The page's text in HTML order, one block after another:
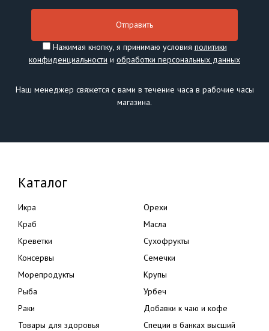
Нажимая кнопку, я принимаю условия политики
конфиденциальности и обработки персональных данных
Наш менеджер свяжется с вами в течение часа в рабочие часы
магазина.
Каталог
Икра
Краб
Креветки
Консервы
Морепродукты
Рыба
Раки
Товары для здоровья
Орехи
Масла
Сухофрукты
Семечки
Крупы
Урбеч
Добавки к чаю и кофе
Специи в банках высший